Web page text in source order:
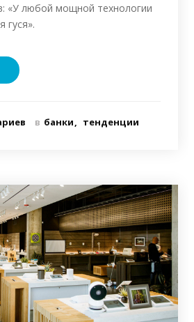
«У любой мощной технологии
гуся».
в банки тенденции